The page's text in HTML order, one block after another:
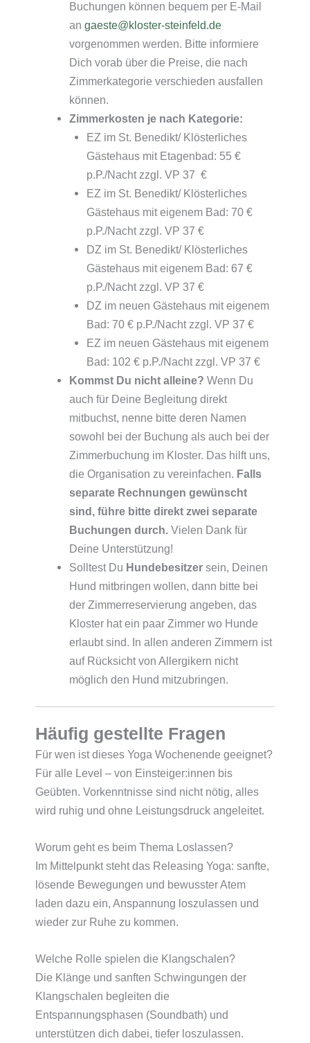
Buchungen können bequem per E-Mail
angaeste@kloster-steinfeld.de
vorgenommen werden. Bitte informiere
Dich vorab über die Preise, die nach
Zimmerkategorie verschieden ausfallen
können.
Zimmerkosten je nach Kategorie:
EZ im St. Benedikt/ Klösterliches
Gästehaus mit Etagenbad: 55 €
p.P./Nacht zzgl. VP 37 €
EZ im St. Benedikt/ Klösterliches
Gästehaus mit eigenem Bad: 70 €
p.P./Nacht zzgl. VP 37 €
DZ im St. Benedikt/ Klösterliches
Gästehaus mit eigenem Bad: 67 €
p.P./Nacht zzgl. VP 37 €
DZ im neuen Gästehaus mit eigenem
Bad: 70 € p.P./Nacht zzgl. VP 37 €
EZ im neuen Gästehaus mit eigenem
Bad: 102 € p.P./Nacht zzgl. VP 37 €
Kommst Du nicht alleine?Wenn Du
auch für Deine Begleitung direkt
mitbuchst, nenne bitte deren Namen
sowohl bei der Buchung als auch bei der
Zimmerbuchung im Kloster. Das hilft uns,
die Organisation zu vereinfachen. Falls
separate Rechnungen gewünscht
sind, führe bitte direkt zwei separate
Buchungen durch.Vielen Dank für
Deine Unterstützung!
Solltest Du Hundebesitzer sein, Deinen
Hund mitbringen wollen, dann bitte bei
der Zimmerreservierung angeben, das
Kloster hat ein paar Zimmer wo Hunde
erlaubt sind. In allen anderen Zimmern ist
auf Rücksicht von Allergikern nicht
möglich den Hund mitzubringen.
Häufig gestellte Fragen
Für wen ist dieses Yoga Wochenende geeignet?
Für alle Level – von Einsteiger:innen bis
Geübten. Vorkenntnisse sind nicht nötig, alles
wird ruhig und ohne Leistungsdruck angeleitet.
Worum geht es beim Thema Loslassen?
Im Mittelpunkt steht das Releasing Yoga: sanfte,
lösende Bewegungen und bewusster Atem
laden dazu ein, Anspannung loszulassen und
wieder zur Ruhe zu kommen.
Welche Rolle spielen die Klangschalen?
Die Klänge und sanften Schwingungen der
Klangschalen begleiten die
Entspannungsphasen (Soundbath) und
unterstützen dich dabei, tiefer loszulassen.